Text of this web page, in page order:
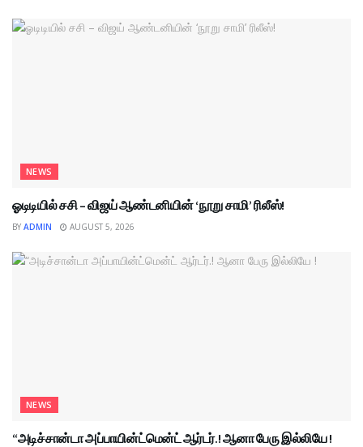
NEWS
ஓடிடியில் சசி – விஜய் ஆண்டனியின் ‘நூறு சாமி’ ரிலீஸ்!
BY ADMIN AUGUST 5, 2026
NEWS
“அடிச்சான்டா அப்பாயின்ட்மென்ட் ஆர்டர்.! ஆனா பேரு இல்லியே !